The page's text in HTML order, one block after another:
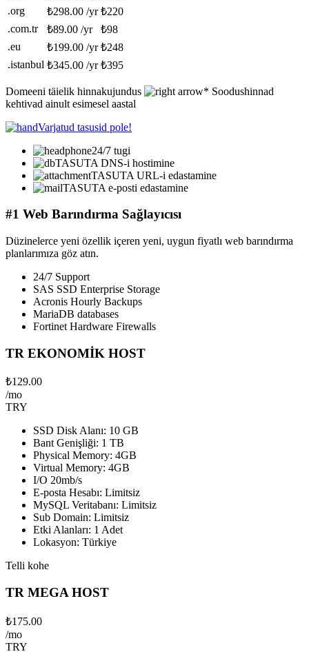
.org
₺298.00 /yr ₺220
.com.tr
₺89.00 /yr
₺98
.eu
₺199.00 /yr ₺248
.istanbul ₺345.00 /yr ₺395
Domeeni täielik hinnakujundus
* Soodushinnad
kehtivad ainult esimesel aastal
Varjatud tasusid pole!
24/7 tugi
TASUTA DNS-i hostimine
TASUTA URL-i edastamine
TASUTA e-posti edastamine
#1 Web Barındırma Sağlayıcısı
Düzinelerce yeni özellik içeren yeni, uygun fiyatlı web barındırma
planlarımıza göz atın.
24/7 Support
SAS SSD Enterprise Storage
Acronis Hourly Backups
MariaDB databases
Fortinet Hardware Firewalls
TR EKONOMİK HOST
₺129.00
/mo
TRY
SSD Disk Alanı: 10 GB
Bant Genişliği: 1 TB
Physical Memory: 4GB
Virtual Memory: 4GB
I/O 20mb/s
E-posta Hesabı: Limitsiz
MySQL Veritabanı: Limitsiz
Sub Domain: Limitsiz
Etki Alanları: 1 Adet
Lokasyon: Türkiye
Telli kohe
TR MEGA HOST
₺175.00
/mo
TRY